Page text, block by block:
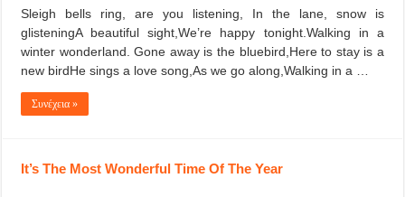
Sleigh bells ring, are you listening, In the lane, snow is
glisteningA beautiful sight,We’re happy tonight.Walking in a
winter wonderland. Gone away is the bluebird,Here to stay is a
new birdHe sings a love song,As we go along,Walking in a …
Συνέχεια »
It’s The Most Wonderful Time Of The Year